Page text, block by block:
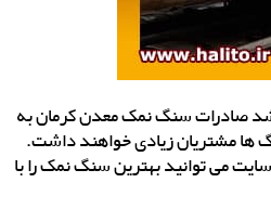
صادرات سنگ نمک معدن کرمان به
ها مشتریان زیادی خواهند داشت.
می توانید بهترین سنگ نمک را با